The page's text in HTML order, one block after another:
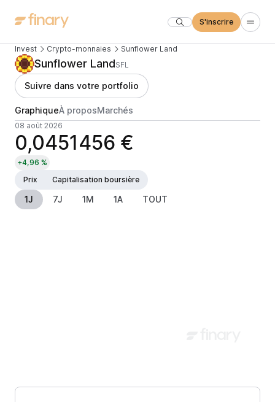
S'inscrire
Invest Crypto-monnaies Sunflower Land
Sunflower LandSFL
Suivre dans votre portfolio
GraphiqueÀ proposMarchés
08 août 2026
0,0451456 €
+4,96 %
Prix
Capitalisation boursière
1J 7J 1M 1A TOUT